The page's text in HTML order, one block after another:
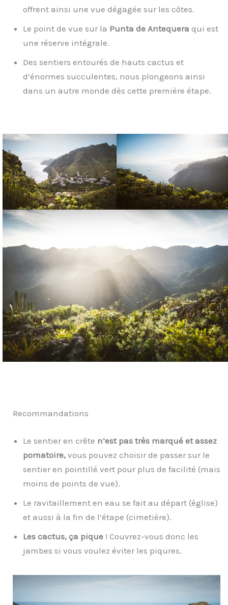
offrent ainsi une vue dégagée sur les côtes.
Le point de vue sur la Punta de Antequera qui est
une réserve intégrale.
Des sentiers entourés de hauts cactus et
d’énormes succulentes, nous plongeons ainsi
dans un autre monde dès cette première étape.
Recommandations
Le sentier en crête n’est pas très marqué et assez
pomatoire, vous pouvez choisir de passer sur le
sentier en pointillé vert pour plus de facilité (mais
moins de points de vue).
Le ravitaillement en eau se fait au départ (église)
et aussi à la fin de l’étape (cimetière).
Les cactus, ça pique ! Couvrez-vous donc les
jambes si vous voulez éviter les piqures.